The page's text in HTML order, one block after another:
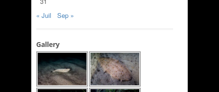
« Juil
Sep »
Gallery